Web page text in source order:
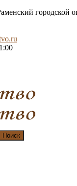
городской
Поиск